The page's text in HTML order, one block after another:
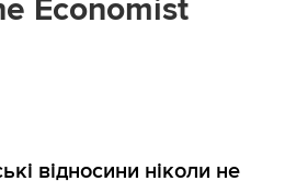
Economist
відносини ніколи не